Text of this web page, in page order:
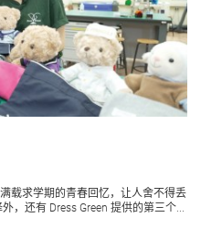
载求学期的青春回忆，让人舍不得丢
，还有 Dress Green 提供的第三个...